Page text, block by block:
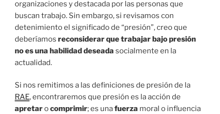
organizaciones y destacada por las personas que
buscan trabajo. Sin embargo, si revisamos con
detenimiento el significado de “presión”, creo que
deberíamos reconsiderar que trabajar bajo presión
no es una habilidad deseada socialmente en la
actualidad.
Si nos remitimos a las definiciones de presión de la
RAE, encontraremos que presión es la acción de
apretarocomprimir; es unafuerza moral o influencia